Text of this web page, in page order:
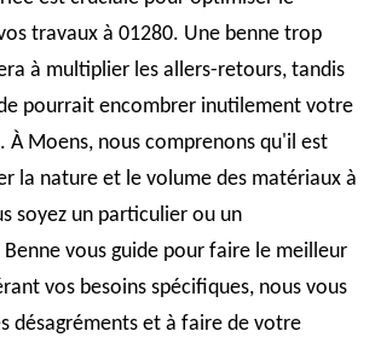
travaux à 01280. Une benne trop
à multiplier les allers-retours, tandis
pourrait encombrer inutilement votre
À Moens, nous comprenons qu'il est
la nature et le volume des matériaux à
soyez un particulier ou un
Benne vous guide pour faire le meilleur
vos besoins spécifiques, nous vous
désagréments et à faire de votre